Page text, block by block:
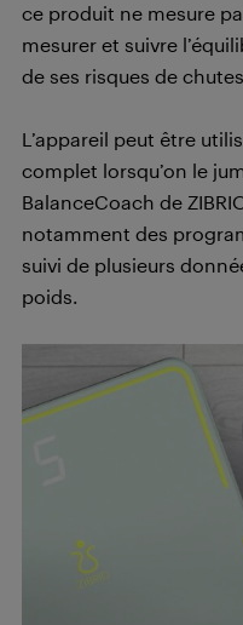
ce produit ne mesure
mesurer et suivre
de ses risques de
L’appareil peut être
complet lorsqu’on le
BalanceCoach de
notamment des
suivi de plusieurs
poids.